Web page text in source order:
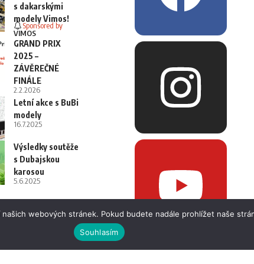
s dakarskými
modely Vimos!
Sponsored by
VIMOS
GRAND PRIX
2025 –
ZÁVĚREČNÉ
FINÁLE
2.2.2026
Letní akce s BuBi
modely
16.7.2025
Výsledky soutěže
s Dubajskou
karosou
5.6.2025
webových stránek. Pokud budete nadále prohlížet naše
Souhlasím